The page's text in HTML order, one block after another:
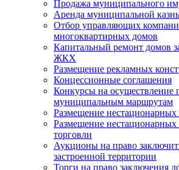
Продажа муниципального
Аренда муниципальной
Отбор управляющих
многоквартирных домов
Капитальный ремонт домов
ЖКХ
Размещение рекламных
Концессионные соглашения
Конкурсы на осуществление
муниципальным маршрутам
Размещение нестационарных
Размещение нестационарных
торговли
Аукционы на право
застроенной территории
Торги на право заключения